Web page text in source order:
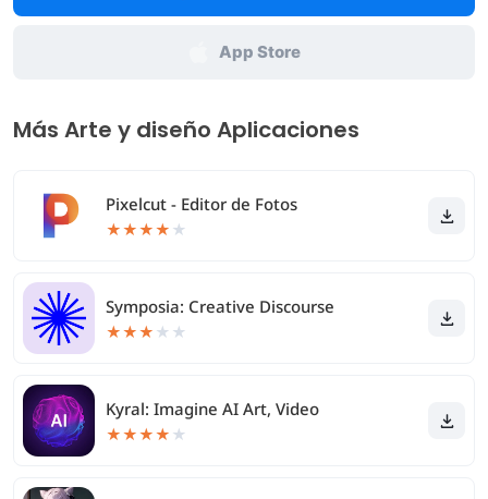
App Store
Más Arte y diseño Aplicaciones
Pixelcut - Editor de Fotos
★★★★ ★
Symposia: Creative Discourse
★★★ ★ ★
Kyral: Imagine AI Art, Video
★★★★ ★